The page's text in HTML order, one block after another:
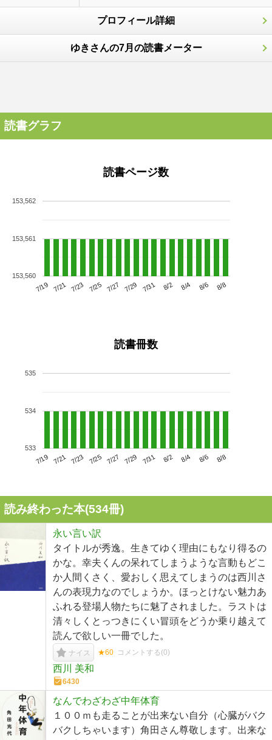
プロフィール詳細
ゆきさんの7月の読書メーター
読書グラフ
読書ページ数
7/19 7/21 7/23 7/25 7/27 7/29 7/31 8/2 8/4 8/6 8/8
153,560
153,561
153,562
読書冊数
7/19 7/21 7/23 7/25 7/27 7/29 7/31 8/2 8/4 8/6 8/8
533
534
535
読み終わった本(534冊)
永い言い訳
タイトルが秀逸。生きてゆく理由にもなり得るの
かな。幸夫くんの呆れてしまうような言動もどこ
か人間くさく、愛おしく思えてしまうのは西川さ
んの表現力なのでしょうか。ほっとけない魅力あ
ふれる登場人物たちに魅了されました。ラストは
清々しくとっつきにくい冒頭をどうか乗り越えて
読んで欲しい一冊でした。
ナイス ★60 コメントする(0)
西川 美和
6430
なんでわざわざ中年体育
１００ｍも走ることが出来ない自分（心臓がバク
バクしちゃいます）角田さん尊敬します。出来な